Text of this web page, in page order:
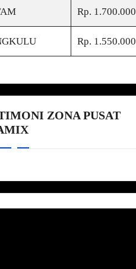
Rp. 1.700.000
Rp. 1.550.000
ZONA PUSAT